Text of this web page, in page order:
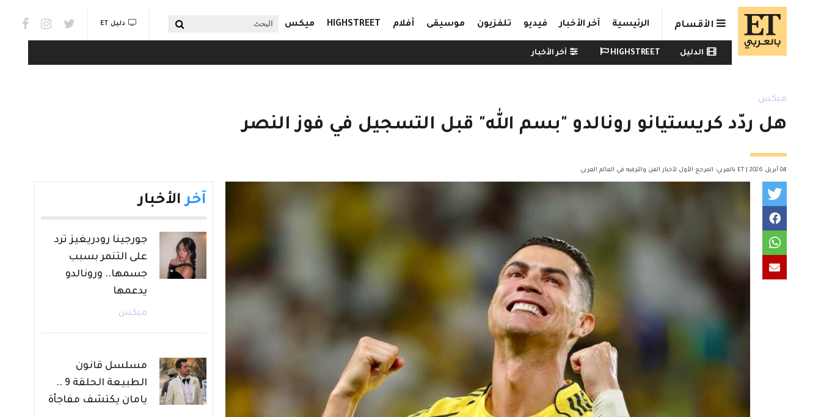
Skip to main content
الأقسام الرئيسية آخر الأخبار فيديو تلفزيون موسيقى أفلام HIGHSTREET ميكس البحث links & Watch
دليل ET
Watch menu
الدليل HIGHSTREET آخر الأخبار
ميكس
هل ردّد كريستيانو رونالدو "بسم الله" قبل التسجيل في فوز النصر
04 أبريل 2026 | ET بالعربي: المرجع الأول لأخبار الفن والترفيه في العالم العربي
آخر الأخبار
جورجينا رودريغيز ترد
على التنمر بسبب
جسمها.. ورونالدو
يدعمها
ميكس
مسلسل قانون
الطبيعة الحلقة 9 ..
يامان يكتشف مفاجأة